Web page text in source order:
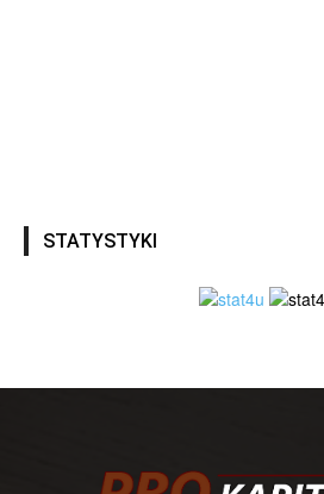
STATYSTYKI